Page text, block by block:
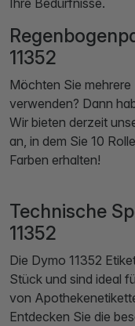
11352
Möchten Sie mehrere
verwenden? Dann
Wir bieten derzeit
an, in dem Sie 10
Farben erhalten!
Technische
11352
Die Dymo 11352
Stück und sind ideal
von
Entdecken Sie die